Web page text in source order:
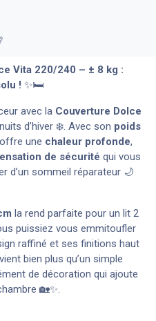
Vita 220/240 – ± 8 kg :
! ✨🛏️
avec la Couverture Dolce
d’hiver ❄️. Avec son poids
une chaleur profonde,
de sécurité qui vous
d’un sommeil réparateur 🌙
la rend parfaite pour un lit 2
puissiez vous emmitoufler
raffiné et ses finitions haut
bien plus qu’un simple
de décoration qui ajoute
🏡✨.